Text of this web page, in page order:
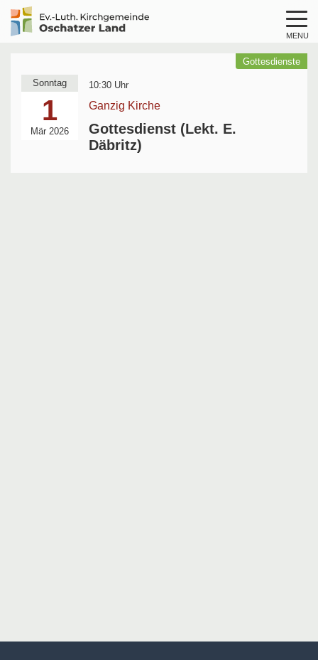
Oschatzer
Land
MENU
Gottesdienste
Sonntag
1
Mär 2026
10:30 Uhr
Ganzig Kirche
Gottesdienst (Lekt. E.
Däbritz)